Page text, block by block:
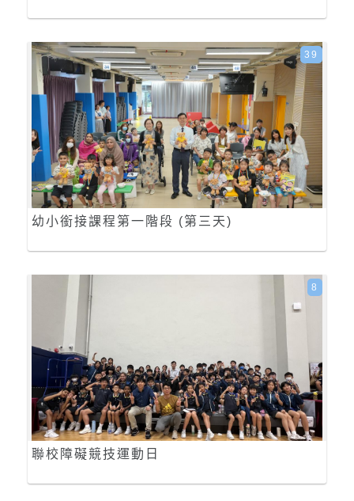
幼小銜接課程第一階段 (第三天)
39
聯校障礙競技運動日
8